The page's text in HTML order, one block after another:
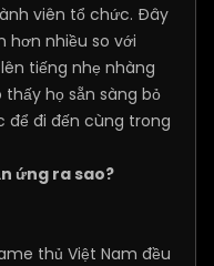
viên tổ chức. Đây
hơn nhiều so với
tiếng nhẹ nhàng
họ sẵn sàng bỏ
để đi đến cùng trong
ứng ra sao?
thủ Việt Nam đều